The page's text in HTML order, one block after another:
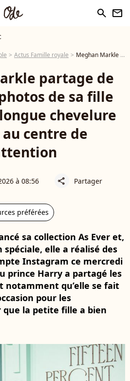
search newsletter
Actus Famille royale Meghan Markle partage de nouvelles photos de sa fille Lilibet : sa longue chevelure rousse au centre de l'attention
partage de
de sa fille
chevelure
au centre de
à 08:56 share Partager
préférées
sa collection As Ever et,
elle a réalisé des
Instagram ce mercredi
prince Harry a partagé les
notamment qu’elle se fait
pour les
la petite fille a bien